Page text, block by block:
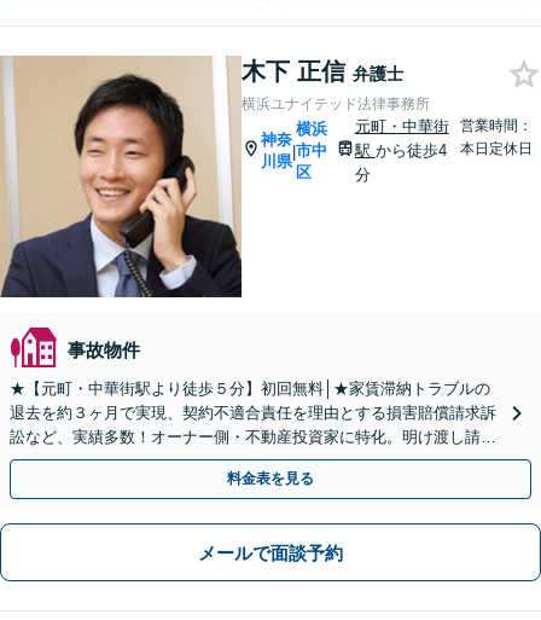
木下 正信 弁護士
横浜ユナイテッド法律事務所
神奈
川県
|
横浜
市中
区
元町・中華街
駅 から徒歩4
分
営業時間：
本日定休日
事故物件
★【元町・中華街駅より徒歩５分】初回無料│★家賃滞納トラブルの
退去を約３ヶ月で実現、契約不適合責任を理由とする損害賠償請求訴
訟など、実績多数！オーナー側・不動産投資家に特化。明け渡し請
求、損害賠償請求、契約書のリーガルチェック。
料金表を見る
メールで面談予約